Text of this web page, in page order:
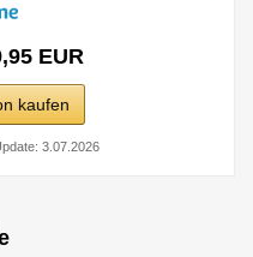
EUR
kaufen
3.07.2026